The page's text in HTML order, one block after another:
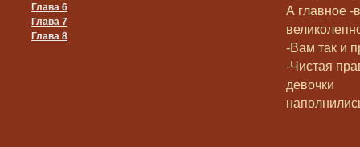
Глава 6
Глава 7
Глава 8
А главное -
-Вам так и
-Чистая
девочки